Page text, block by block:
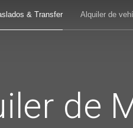
& Transfer Alquiler de
de